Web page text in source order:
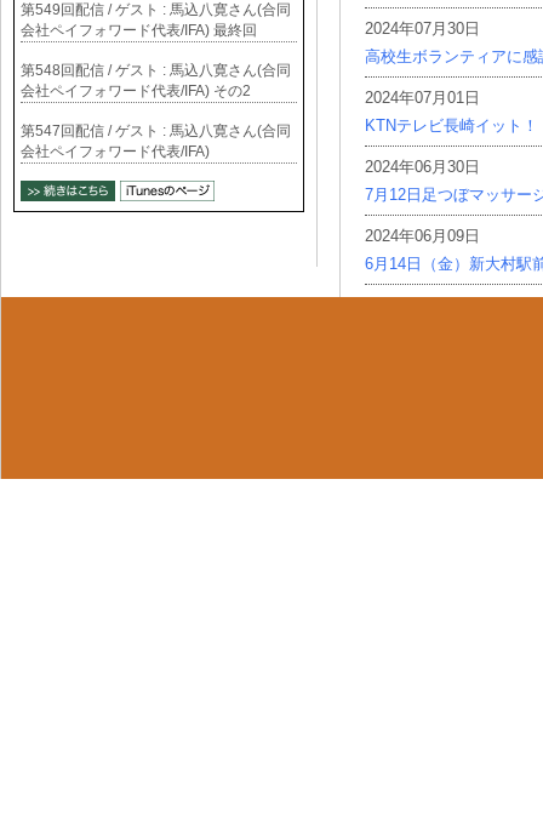
2024年07月30日
高校生ボランティアに感
2024年07月01日
KTNテレビ長崎イット！
2024年06月30日
7月12日足つぼマッサー
2024年06月09日
6月14日（金）新大村駅
第549回配信 / ゲスト : 馬込八寛さん(合同
会社ペイフォワード代表/IFA) 最終回
第548回配信 / ゲスト : 馬込八寛さん(合同
会社ペイフォワード代表/IFA) その2
第547回配信 / ゲスト : 馬込八寛さん(合同
会社ペイフォワード代表/IFA)